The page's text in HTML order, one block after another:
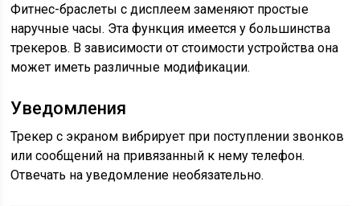
Фитнес-браслеты с дисплеем заменяют простые
наручные часы. Эта функция имеется у большинства
трекеров. В зависимости от стоимости устройства она
может иметь различные модификации.
Уведомления
Трекер с экраном вибрирует при поступлении звонков
или сообщений на привязанный к нему телефон.
Отвечать на уведомление необязательно.